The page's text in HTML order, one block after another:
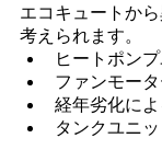
エコキュートか
考えられます。
ヒートポン
ファンモー
経年劣化に
タンクユニ